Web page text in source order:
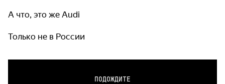
А что, это же Audi
Только не в России
ПОДОЖДИТЕ